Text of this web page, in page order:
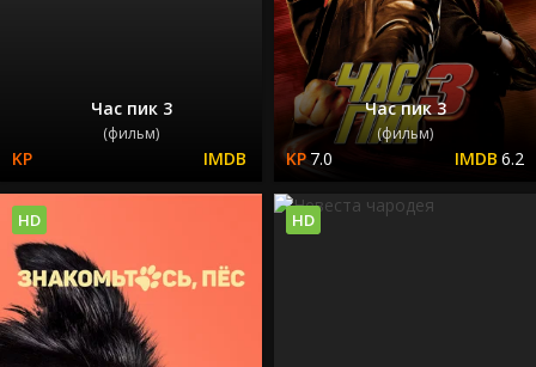
Час пик 3
(фильм)
Час пик 3
(фильм)
7.0 6.2
HD HD